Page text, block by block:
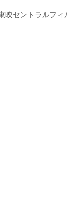
映セントラルフィ